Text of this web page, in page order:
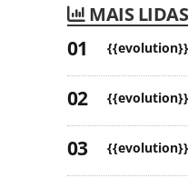
MAIS LIDAS
{{evolution}}
{{evolution}}
{{evolution}}